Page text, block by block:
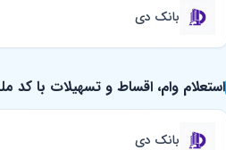
بانک دی
استعلام وام، اقساط و تسهیلات با کد
بانک دی